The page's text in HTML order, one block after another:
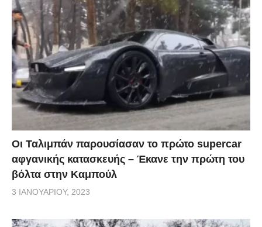
Οι Ταλιμπάν παρουσίασαν το πρώτο supercar
αφγανικής κατασκευής – Έκανε την πρώτη του
βόλτα στην Καμπούλ
3 ΙΑΝΟΥΑΡΊΟΥ, 2023